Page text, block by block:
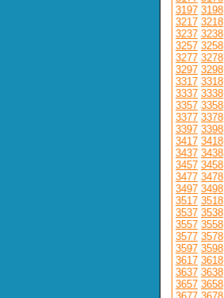
3197 3198
3217 3218
3237 3238
3257 3258
3277 3278
3297 3298
3317 3318
3337 3338
3357 3358
3377 3378
3397 3398
3417 3418
3437 3438
3457 3458
3477 3478
3497 3498
3517 3518
3537 3538
3557 3558
3577 3578
3597 3598
3617 3618
3637 3638
3657 3658